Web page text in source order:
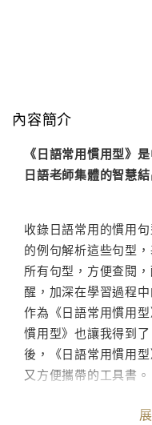
內容簡介
《日語常用慣用型》
日語老師集體的智慧
收錄日語常用的慣用
的例句解析這些句型
所有句型，方便查閱
醒，加深在學習過程
作為《日語常用慣用
慣用型》也讓我得到
後，《日語常用慣用
又方便攜帶的工具書。